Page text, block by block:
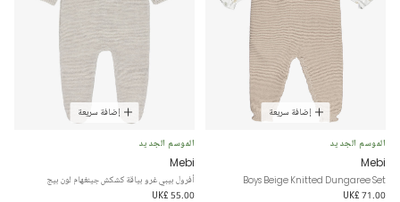
إضافة سريعة
الموسم الجديد
Mebi
Boys Beige Knitted Dungaree Set
UK£ 71.00
إضافة سريعة
الموسم الجديد
Mebi
أفرول بيبي غرو بياقة كشكش جينغهام لون بيج
UK£ 55.00